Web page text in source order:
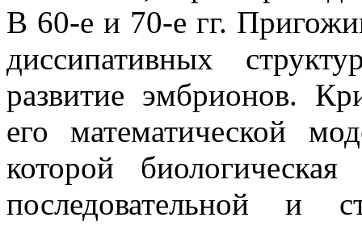
В 60-е и 70-е гг.
диссипативных
развитие эмбрионов.
его математической
которой
последовательной и